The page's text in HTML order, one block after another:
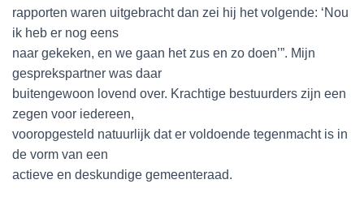
rapporten waren uitgebracht dan zei hij het volgende: ‘Nou
ik heb er nog eens
naar gekeken, en we gaan het zus en zo doen’”. Mijn
gesprekspartner was daar
buitengewoon lovend over. Krachtige bestuurders zijn een
zegen voor iedereen,
vooropgesteld natuurlijk dat er voldoende tegenmacht is in
de vorm van een
actieve en deskundige gemeenteraad.